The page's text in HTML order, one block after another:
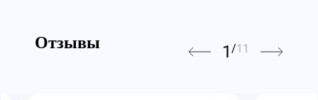
Отзывы 1 /11